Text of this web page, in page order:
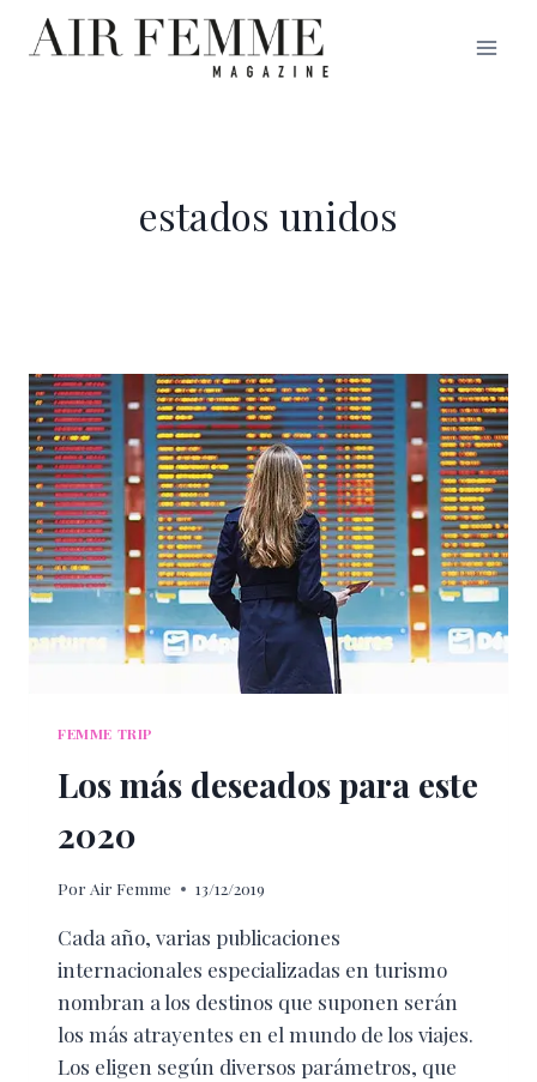
Saltar
estados unidos
FEMME TRIP
Los más deseados para este
2020
Por Air Femme 13/12/2019
Cada año, varias publicaciones
internacionales especializadas en turismo
nombran a los destinos que suponen serán
los más atrayentes en el mundo de los viajes.
Los eligen según diversos parámetros, que